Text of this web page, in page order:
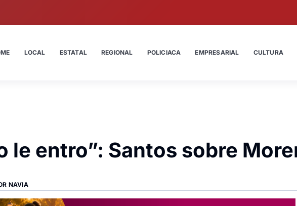
LOCAL ESTATAL REGIONAL POLICIACA EMPRESARIAL CULTURA
le entro”: Santos sobre
NAVIA